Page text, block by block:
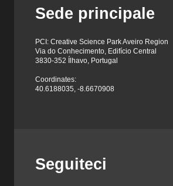
Sede principale
PCI: Creative Science Park Aveiro Region
Via do Conhecimento, Edifício Central
3830-352 Ílhavo, Portugal
Coordinates:
40.6188035, -8.6670908
Seguiteci